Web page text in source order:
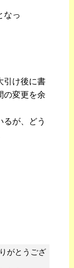
なっ
引け後に書
の変更を余
るが、どう
がとうござ